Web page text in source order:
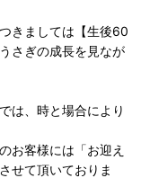
きましては【生後60
さぎの成長を見なが
は、時と場合により
お客様には「お迎え
せて頂いておりま